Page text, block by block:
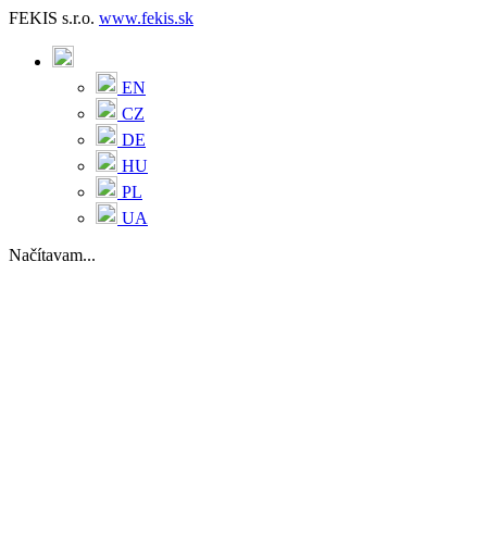
FEKIS s.r.o. www.fekis.sk
EN
CZ
DE
HU
PL
UA
Načítavam...